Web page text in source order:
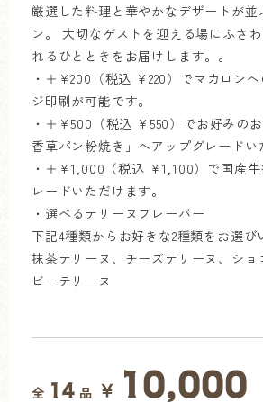
厳選した料理と華やかなデザートが並
ン。 大切なゲストを迎える場にふさ
れるひとときをお届けします。。
・＋¥200（税込 ¥220）でマカロン
ジ印刷が可能です。
・＋¥500（税込 ¥550）でお好みの
香草パン粉焼き」へアップグレードい
・＋¥1,000（税込 ¥1,100）で国産
レードいただけます。
・選べるテリーヌフレーバー
下記4種類からお好きな2種類をお選び
抹茶テリーヌ、チーズテリーヌ、ショ
ビーテリーヌ
全 14 品 ￥ 10,000